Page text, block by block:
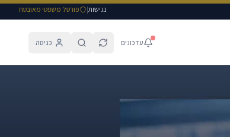
נגישות| פורטל משפטי מאובטח
עדכונים כניסה